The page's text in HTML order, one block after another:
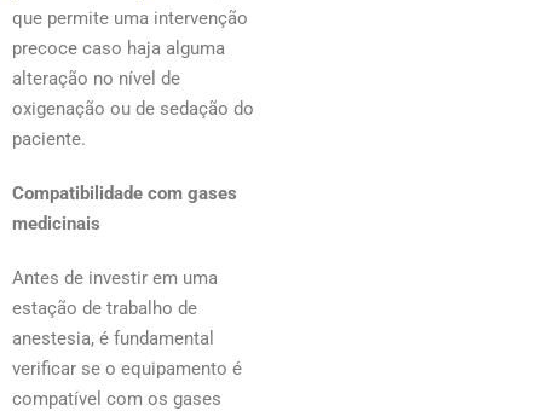
que permite uma intervenção
precoce caso haja alguma
alteração no nível de
oxigenação ou de sedação do
paciente.
Compatibilidade com gases
medicinais
Antes de investir em uma
estação de trabalho de
anestesia, é fundamental
verificar se o equipamento é
compatível com os gases